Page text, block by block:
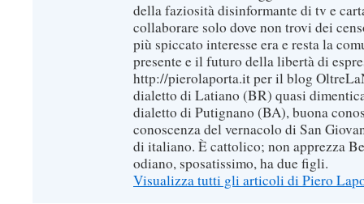
della faziosità disinformante di tv e
collaborare solo dove non trovi dei
più spiccato interesse era e resta la
presente e il futuro della libertà di
http://pierolaporta.it per il blog
dialetto di Latiano (BR) quasi
dialetto di Putignano (BA), buona
conoscenza del vernacolo di San
di italiano. È cattolico; non apprezza
odiano, sposatissimo, ha due figli.
Visualizza tutti gli articoli di Piero